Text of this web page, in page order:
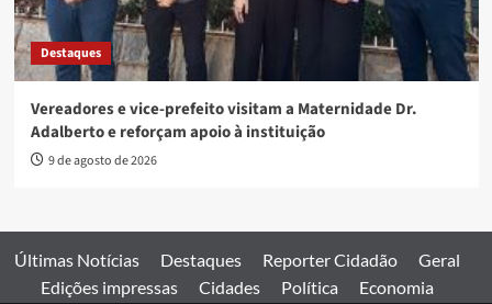
Destaques
Vereadores e vice-prefeito visitam a Maternidade Dr.
Adalberto e reforçam apoio à instituição
9 de agosto de 2026
Últimas Notícias Destaques Reporter Cidadão
Geral
Edições impressas
Cidades Política Economia